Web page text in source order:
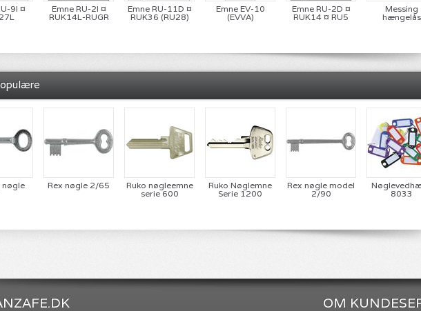
9I ¤
Emne RU-2I ¤
RUK14L-RUGR
Emne RU-11D ¤
RUK36 (RU28)
Emne EV-10
(EVVA)
Emne RU-2D ¤
RUK14 ¤ RU5
Messing
hængelås
nøgle Rex nøgle 2/65
Ruko nøgleemne
serie 600
Ruko Nøglemne
Serie 1200
Rex nøgle model
2/90
8033
OM